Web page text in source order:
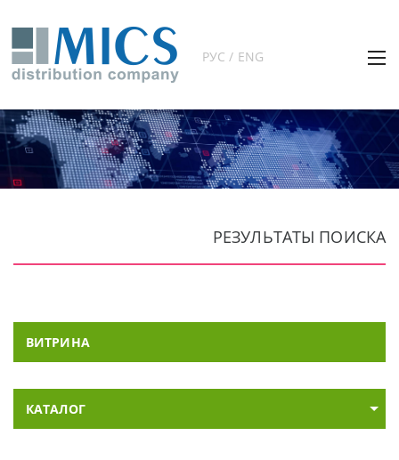
РУС / ENG
РЕЗУЛЬТАТЫ ПОИСКА
ВИТРИНА
КАТАЛОГ